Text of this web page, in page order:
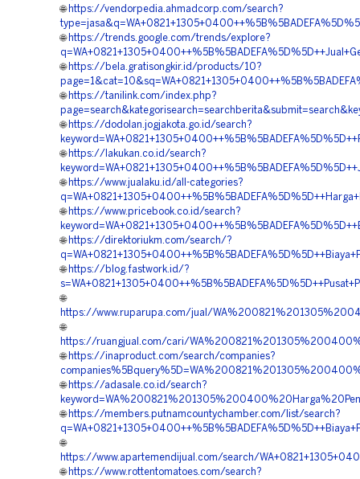
🌐 https://vendorpedia.ahmadcorp.com/search?
🌐 https://trends.google.com/trends/explore?
🌐 https://bela.gratisongkir.id/products/10?
🌐 https://tanilink.com/index.php?
🌐 https://dodolan.jogjakota.go.id/search?
🌐 https://lakukan.co.id/search?
🌐 https://www.jualaku.id/all-categories?
🌐 https://www.pricebook.co.id/search?
🌐 https://direktoriukm.com/search/?
🌐 https://blog.fastwork.id/?
🌐
https://www.ruparupa.com/jual/
🌐
https://ruangjual.com/cari/
🌐 https://inaproduct.com/search/companies?
🌐 https://adasale.co.id/search?
🌐 https://members.putnamcountychamber.com/list/search?
🌐
https://www.apartemendijual.com/search/
🌐 https://www.rottentomatoes.com/search?